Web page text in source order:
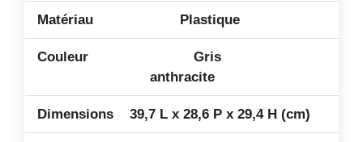
Plastique
Gris
anthracite
39,7 L x 28,6 P x 29,4 H (cm)